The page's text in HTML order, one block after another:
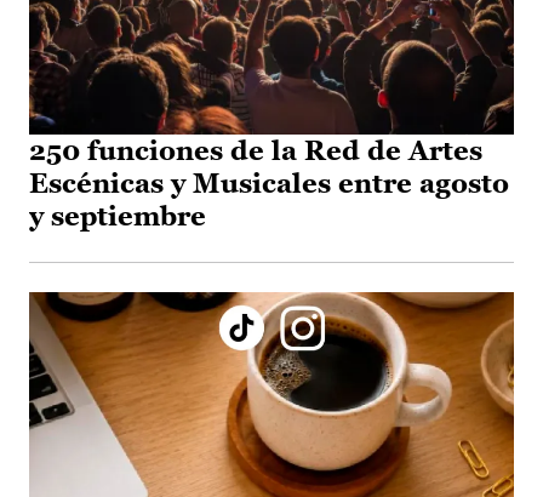
250 funciones de la Red de Artes
Escénicas y Musicales entre agosto
y septiembre